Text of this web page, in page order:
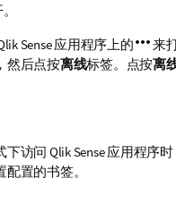
Sense应用程序上的
来
然后点按离线标签。点按离
下访问 Qlik Sense应用程序时
配置的书签。